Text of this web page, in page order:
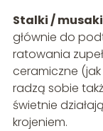
Stalki / musaki
głównie do
ratowania
ceramiczne (jak
radzą sobie
świetnie
krojeniem.